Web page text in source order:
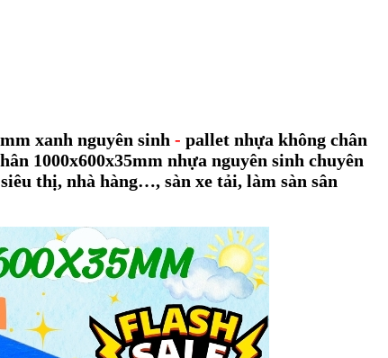
xanh nguyên sinh - pallet nhựa không chân
1000x600x35mm nhựa nguyên sinh chuyên
siêu thị, nhà hàng…, sàn xe tải, làm sàn sân